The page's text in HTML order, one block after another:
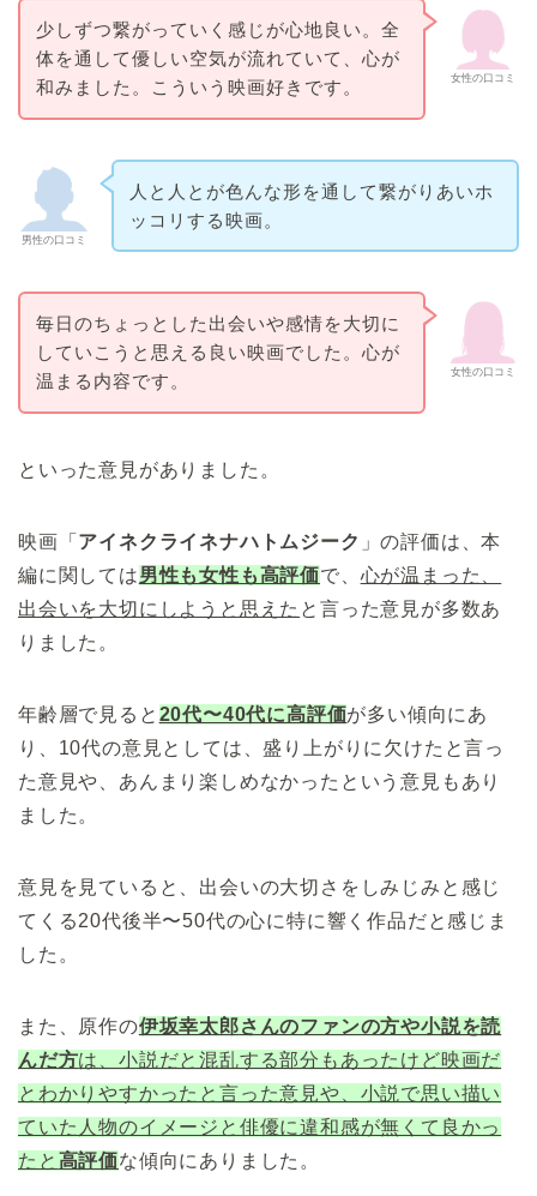
女性の口コミ
少しずつ繋がっていく感じが心地良い。全
体を通して優しい空気が流れていて、心が
和みました。こういう映画好きです。
男性の口コミ
人と人とが色んな形を通して繋がりあいホ
ッコリする映画。
女性の口コミ
毎日のちょっとした出会いや感情を大切に
していこうと思える良い映画でした。心が
温まる内容です。
といった意見がありました。
映画「 アイネクライネナハトムジーク 」の評価は、本
編に関しては男性も女性も高評価で、 心が温まった、
出会いを大切にしようと思えた と言った意見が多数あ
りました。
年齢層で見ると 20代〜40代に高評価が多い傾向にあ
り、10代の意見としては、盛り上がりに欠けたと言っ
た意見や、あんまり楽しめなかったという意見もあり
ました。
意見を見ていると、出会いの大切さをしみじみと感じ
てくる20代後半〜50代の心に特に響く作品だと感じま
した。
また、原作の伊坂幸太郎さんのファンの方や小説を読
んだ方は、小説だと混乱する部分もあったけど映画だ
とわかりやすかったと言った意見や、小説で思い描い
ていた人物のイメージと俳優に違和感が無くて良かっ
たと 高評価な傾向にありました。